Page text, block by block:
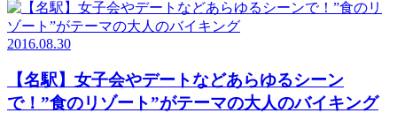
2016.08.30
【名駅】女子会やデートなどあらゆるシーン
で！”食のリゾート”がテーマの大人のバイキング